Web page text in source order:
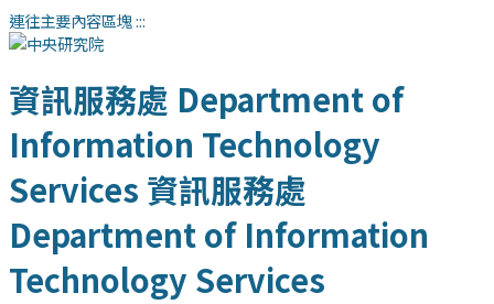
連往主要內容區塊:::
資訊服務處 Department of
Information Technology
Services 資訊服務處
Department of Information
Technology Services